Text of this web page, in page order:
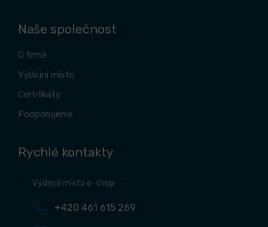
Naše společnost
O firmě
Výdejní místo
Certifikáty
Podporujeme
Rychlé kontakty
Výdejní místo e-shop
+420 461 615 269